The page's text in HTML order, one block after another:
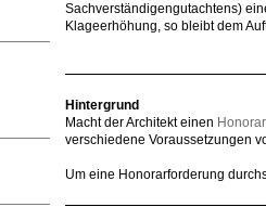
Sachverständigengutachtens)
Klageerhöhung, so bleibt dem
Hintergrund
Macht der Architekt einen
verschiedene Voraussetzungen
Um eine Honorarforderung